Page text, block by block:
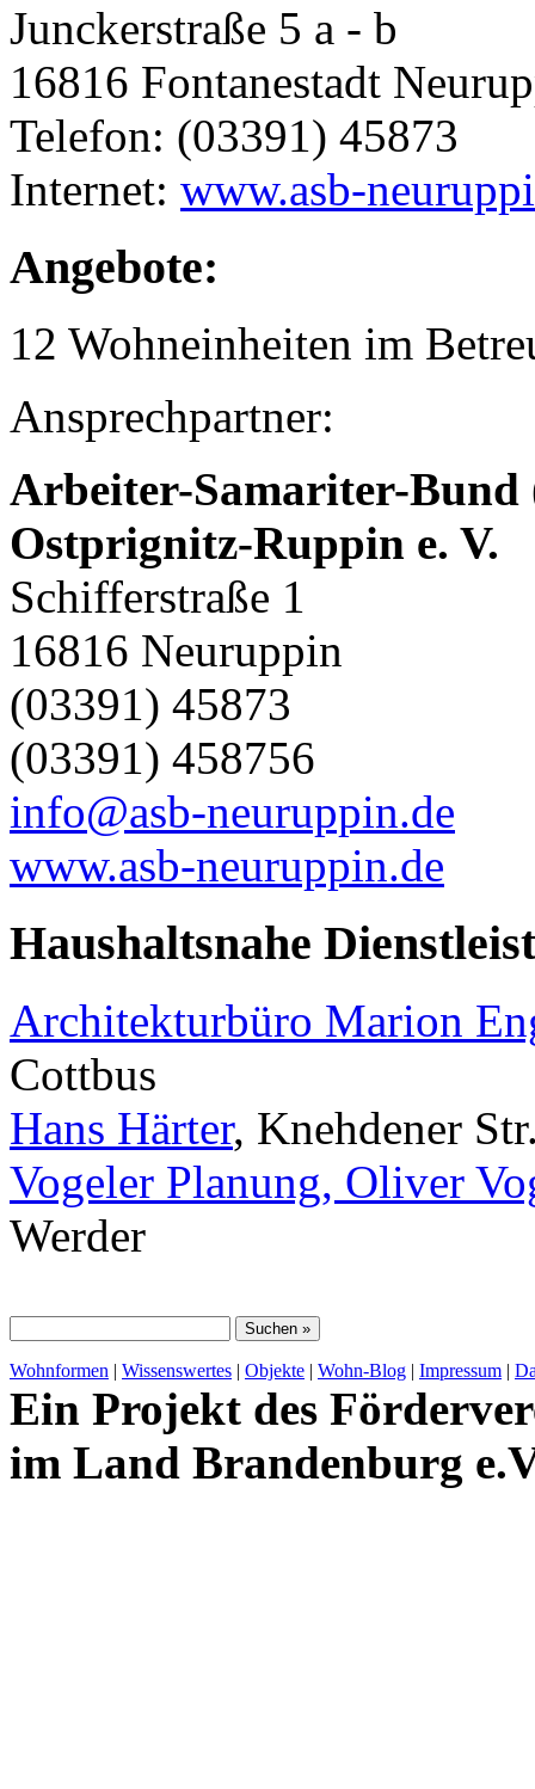
Junckerstraße 5 a - b
16816 Fontanestadt
Telefon: (03391) 45873
Internet: www.asb-
Angebote:
12 Wohneinheiten im
Ansprechpartner:
Arbeiter-Samariter-Bund
Ostprignitz-Ruppin e. V.
Schifferstraße 1
16816 Neuruppin
(03391) 45873
(03391) 458756
info@asb-neuruppin.de
www.asb-neuruppin.de
Haushaltsnahe
Architekturbüro Marion
Cottbus
Hans Härter, Knehdener
Vogeler Planung, Oliver
Werder
Wohnformen | Wissenswertes | Objekte | Wohn-Blog | Impressum |
Ein Projekt des
im Land Brandenburg